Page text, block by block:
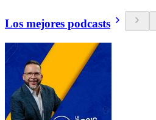
Los mejores podcasts